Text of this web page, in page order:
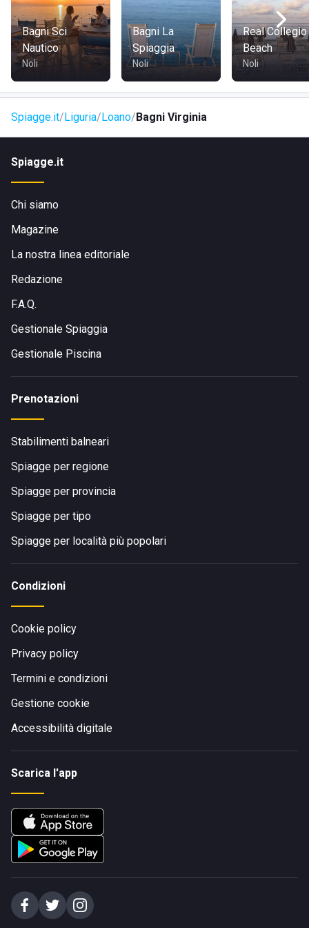
15 a Loano, in provincia di Savona. Per chi arriva in auto da
Savona è consigliato seguire la A10/E80. In treno, invece, è
possibile raggiungere la cittadina tramite treni regionali
dalla stazione di Savona. Da Imperia, invece, bisogna
percorrere la strada statale via Aurelia Bis e poi A10/E80.
Bagni Sci
Nautico
Noli
Bagni La
Spiaggia
Noli
Real Collegio
Beach
Noli
Spiagge.it Liguria Loano Bagni Virginia
Spiagge.it
Chi siamo
Magazine
La nostra linea editoriale
Redazione
F.A.Q.
Gestionale Spiaggia
Gestionale Piscina
Prenotazioni
Stabilimenti balneari
Spiagge per regione
Spiagge per provincia
Spiagge per tipo
Spiagge per località più popolari
Condizioni
Cookie policy
Privacy policy
Termini e condizioni
Gestione cookie
Accessibilità digitale
Scarica l'app